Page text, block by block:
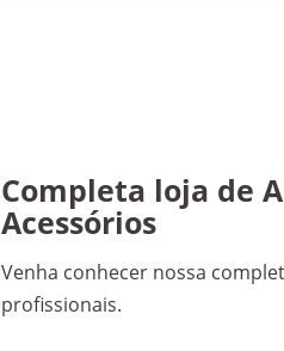
Completa loja de
Acessórios
Venha conhecer nossa
profissionais.